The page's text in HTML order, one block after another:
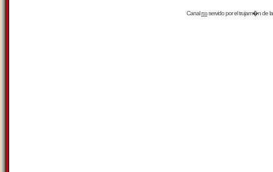
Canalrssservido por eltrujam�nde